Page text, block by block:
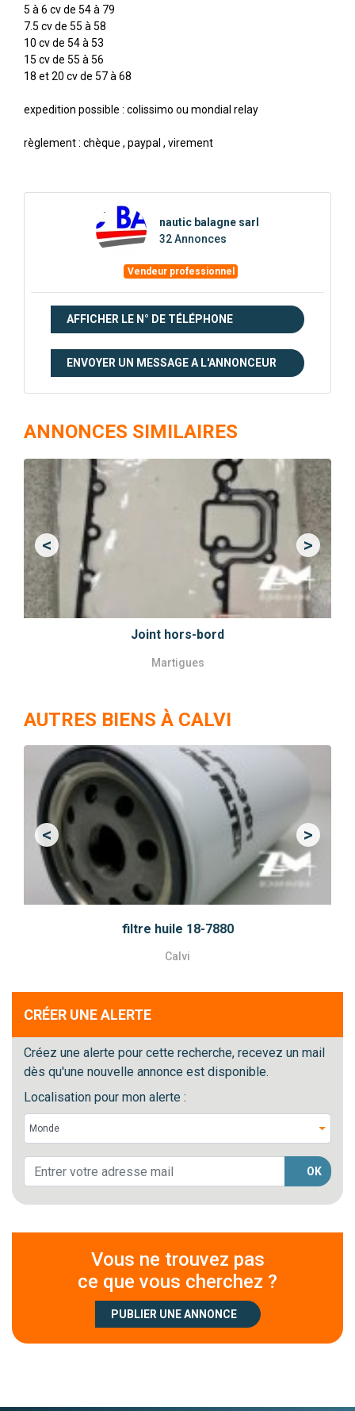
5 à 6 cv de 54 à 79
7.5 cv de 55 à 58
10 cv de 54 à 53
15 cv de 55 à 56
18 et 20 cv de 57 à 68
expedition possible : colissimo ou mondial relay
règlement : chèque , paypal , virement
nautic balagne sarl
32 Annonces
Vendeur professionnel
AFFICHER LE N° DE TÉLÉPHONE
ENVOYER UN MESSAGE A L'ANNONCEUR
ANNONCES SIMILAIRES
Joint hors-bord
Martigues
<Previous >Next
AUTRES BIENS À CALVI
filtre huile 18-7880
Calvi
<Previous >Next
CRÉER UNE ALERTE
Créez une alerte pour cette recherche, recevez un mail
dès qu'une nouvelle annonce est disponible.
Localisation pour mon alerte :
OK
Vous ne trouvez pas
ce que vous cherchez ?
PUBLIER UNE ANNONCE